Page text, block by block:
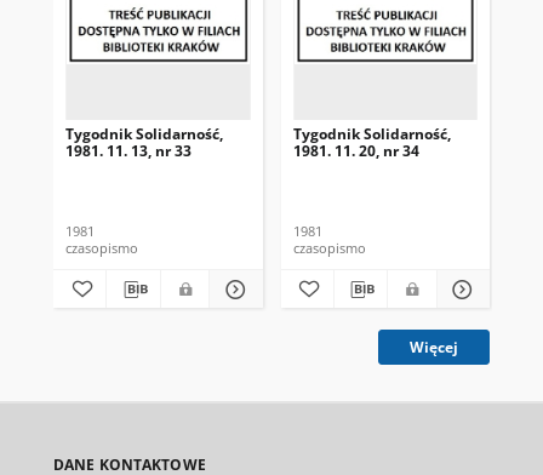
Tygodnik Solidarność,
1981. 11. 13, nr 33
1981
czasopismo
Tygodnik Solidarność,
1981. 11. 20, nr 34
1981
czasopismo
Więcej
DANE KONTAKTOWE